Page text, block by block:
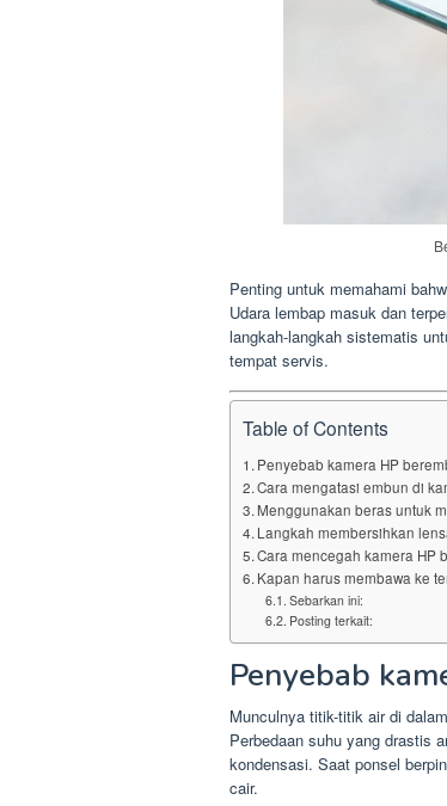
Penting untuk memahami
Udara lembap masuk dan
langkah-langkah sistematis
tempat servis.
Table of Contents
Penyebab kamera HP
Cara mengatasi embun di
Menggunakan beras untuk
Langkah membersihkan
Cara mencegah kamera HP
Kapan harus membawa ke
Sebarkan ini:
Posting terkait:
Penyebab
Munculnya titik-titik air di
Perbedaan suhu yang drastis
kondensasi. Saat ponsel
cair.